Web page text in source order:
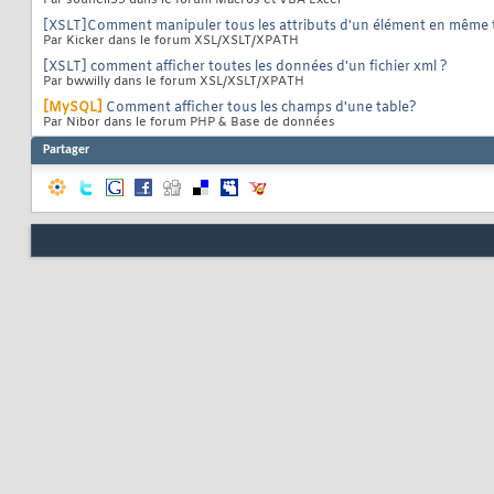
[XSLT]Comment manipuler tous les attributs d'un élément en même
Par Kicker dans le forum XSL/XSLT/XPATH
[XSLT] comment afficher toutes les données d'un fichier xml ?
Par bwwilly dans le forum XSL/XSLT/XPATH
[MySQL] Comment afficher tous les champs d'une table?
Par Nibor dans le forum PHP & Base de données
Partager